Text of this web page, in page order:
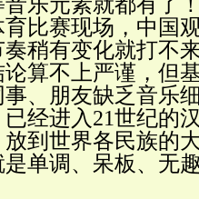
比赛现场，中国
稍有变化就打不
算不上严谨，但
、朋友缺乏音乐
经进入21世纪的
到世界各民族的
单调、呆板、无